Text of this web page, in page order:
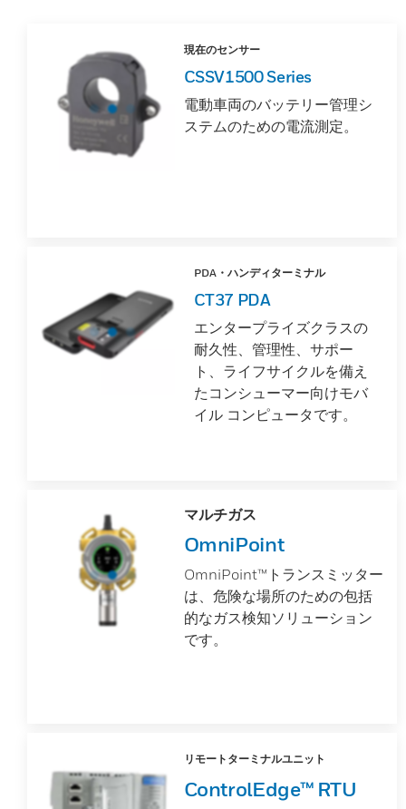
現在のセンサー
CSSV1500 Series
電動車両のバッテリー管理シ
ステムのための電流測定。
PDA・ハンディターミナル
CT37 PDA
エンタープライズクラスの
耐久性、管理性、サポー
ト、ライフサイクルを備え
たコンシューマー向けモバ
イル コンピュータです。
マルチガス
OmniPoint
OmniPoint™トランスミッター
は、危険な場所のための包括
的なガス検知ソリューション
です。
リモートターミナルユニット
ControlEdge™ RTU